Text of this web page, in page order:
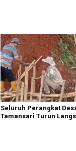
Seluruh Perangkat
Tamansari Turun